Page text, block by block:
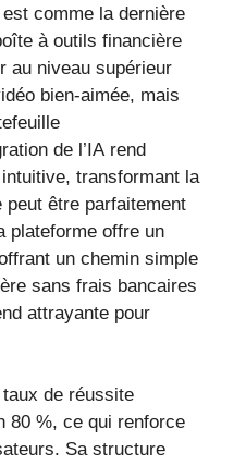
est comme la dernière
à outils financière
au niveau supérieur
bien-aimée, mais
de l’IA rend
transformant la
être parfaitement
plateforme offre un
un chemin simple
sans frais bancaires
attrayante pour
de réussite
80 %, ce qui renforce
Sa structure